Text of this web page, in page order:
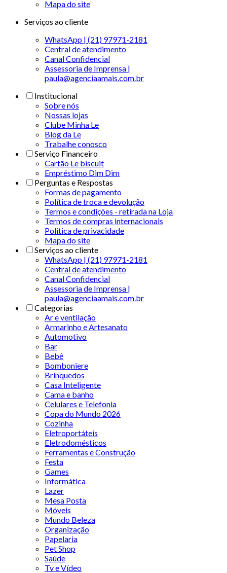
Mapa do site
Serviços ao cliente
WhatsApp | (21) 97971-2181
Central de atendimento
Canal Confidencial
Assessoria de Imprensa |
paula@agenciaamais.com.br
Institucional
Sobre nós
Nossas lojas
Clube Minha Le
Blog da Le
Trabalhe conosco
Serviço Financeiro
Cartão Le biscuit
Empréstimo Dim Dim
Perguntas e Respostas
Formas de pagamento
Política de troca e devolução
Termos e condições - retirada na Loja
Termos de compras internacionais
Politica de privacidade
Mapa do site
Serviços ao cliente
WhatsApp | (21) 97971-2181
Central de atendimento
Canal Confidencial
Assessoria de Imprensa |
paula@agenciaamais.com.br
Categorias
Ar e ventilação
Armarinho e Artesanato
Automotivo
Bar
Bebê
Bomboniere
Brinquedos
Casa Inteligente
Cama e banho
Celulares e Telefonia
Copa do Mundo 2026
Cozinha
Eletroportáteis
Eletrodomésticos
Ferramentas e Construção
Festa
Games
Informática
Lazer
Mesa Posta
Móveis
Mundo Beleza
Organização
Papelaria
Pet Shop
Saúde
Tv e Vídeo